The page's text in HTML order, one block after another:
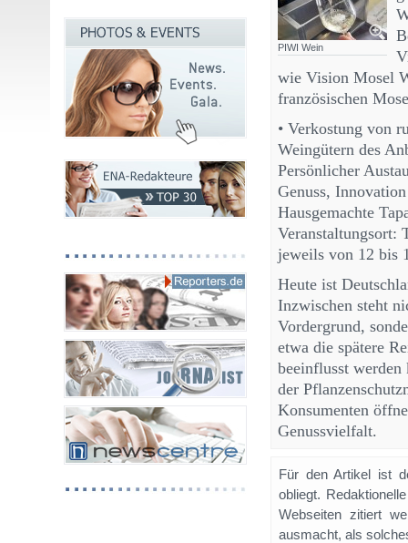
PIWI Wein
wie Vision Mosel
französischen
• Verkostung von
Weingütern des
Persönlicher
Genuss,
Hausgemachte
Veranstaltungsort:
jeweils von 12 bis
Heute ist
Inzwischen steht
Vordergrund,
etwa die spätere
beeinflusst
der
Konsumenten
Genussvielfalt.
Für den Artikel ist
obliegt.
Webseiten zitiert
ausmacht, als